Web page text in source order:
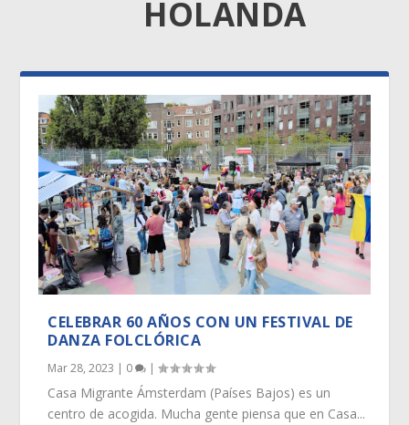
HOLANDA
CELEBRAR 60 AÑOS CON UN FESTIVAL DE
DANZA FOLCLÓRICA
Mar 28, 2023 | 0 |
Casa Migrante Ámsterdam (Países Bajos) es un
centro de acogida. Mucha gente piensa que en Casa...